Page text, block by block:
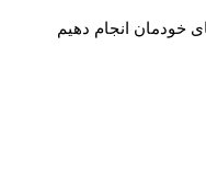
خودمان انجام دهیم